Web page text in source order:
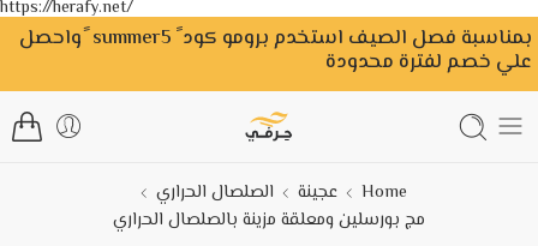
https://herafy.net/
بمناسبة فصل الصيف استخدم برومو كود ً summer5 ًواحصل
علي خصم لفترة محدودة
Home عجينة
الصلصال الحراري
مج بورسلين ومعلقة مزينة بالصلصال الحراري